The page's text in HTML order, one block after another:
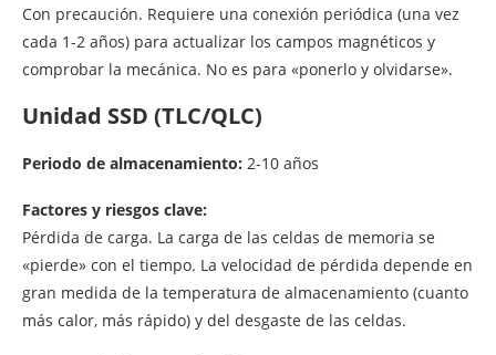
Con precaución. Requiere una conexión periódica (una vez
cada 1-2 años) para actualizar los campos magnéticos y
comprobar la mecánica. No es para «ponerlo y olvidarse».
Unidad SSD (TLC/QLC)
Periodo de almacenamiento: 2-10 años
Factores y riesgos clave:
Pérdida de carga. La carga de las celdas de memoria se
«pierde» con el tiempo. La velocidad de pérdida depende en
gran medida de la temperatura de almacenamiento (cuanto
más calor, más rápido) y del desgaste de las celdas.